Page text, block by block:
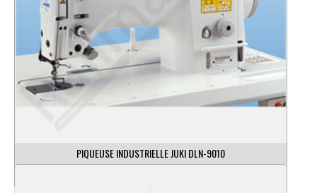
PIQUEUSE INDUSTRIELLE JUKI DLN-9010